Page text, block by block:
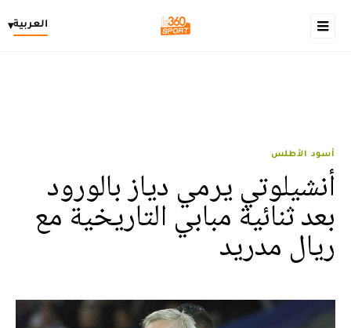
العربية▾
أسود الأطلس
أنشيلوتي يرمي دياز بالورود
بعد ثنائية مبابي التاريخية مع
ريال مدريد